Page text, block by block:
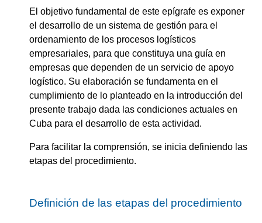
El objetivo fundamental de este epígrafe es exponer
el desarrollo de un sistema de gestión para el
ordenamiento de los procesos logísticos
empresariales, para que constituya una guía en
empresas que dependen de un servicio de apoyo
logístico. Su elaboración se fundamenta en el
cumplimiento de lo planteado en la introducción del
presente trabajo dada las condiciones actuales en
Cuba para el desarrollo de esta actividad.
Para facilitar la comprensión, se inicia definiendo las
etapas del procedimiento.
Definición de las etapas del procedimiento